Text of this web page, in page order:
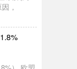
尤其是
育的死